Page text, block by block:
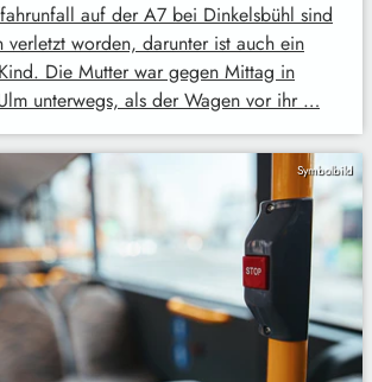
auf der A7 bei Dinkelsbühl sind
verletzt worden, darunter ist auch ein
Die Mutter war gegen Mittag in
unterwegs, als der Wagen vor ihr …
Symbolbild